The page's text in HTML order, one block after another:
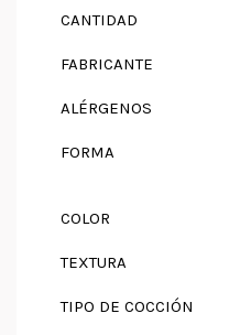
CANTIDAD
FABRICANTE
ALÉRGENOS
FORMA
COLOR
TEXTURA
TIPO DE COCCIÓN